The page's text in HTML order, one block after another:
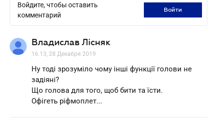
Войдите, чтобы оставить
комментарий
войти
Владислав Лісняк
16.13, 28 Декабря 2019
Ну тоді зрозуміло чому інші функції голови не
задіяні?
Що голова для того, щоб бити та їсти.
Офігеть ріфмоплет...